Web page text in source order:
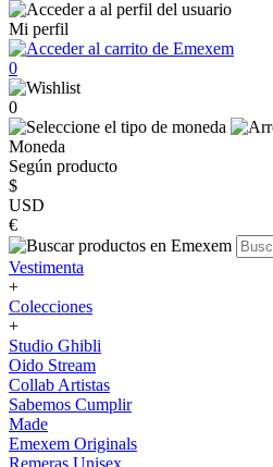
Mi perfil
0
0
Moneda
Según producto
$
USD
€
Vestimenta
+
Colecciones
+
Studio Ghibli
Oido Stream
Collab Artistas
Sabemos Cumplir
Made
Emexem Originals
Remeras Unisex